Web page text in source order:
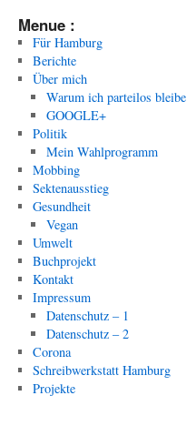
Menue :
Für Hamburg
Berichte
Über mich
Warum ich parteilos bleibe
GOOGLE+
Politik
Mein Wahlprogramm
Mobbing
Sektenausstieg
Gesundheit
Vegan
Umwelt
Buchprojekt
Kontakt
Impressum
Datenschutz – 1
Datenschutz – 2
Corona
Schreibwerkstatt Hamburg
Projekte